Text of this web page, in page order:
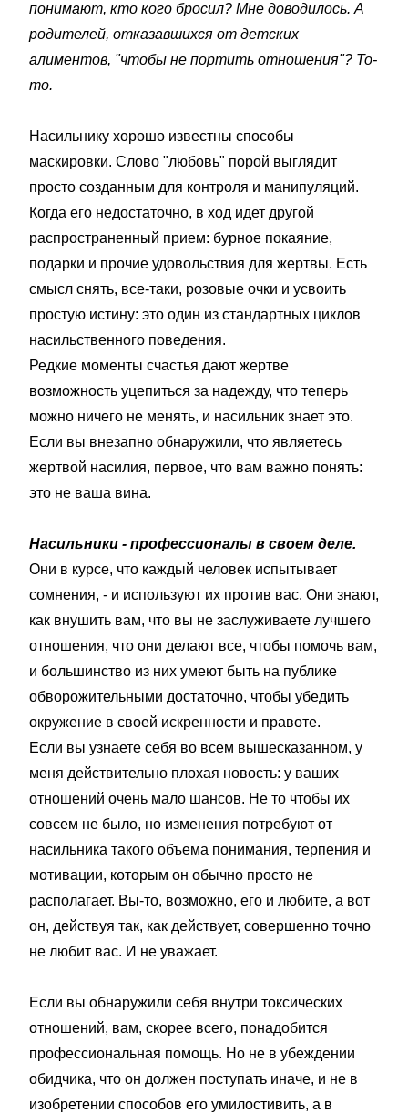
понимают, кто кого бросил? Мне доводилось. А
родителей, отказавшихся от детских
алиментов, "чтобы не портить отношения"? То-
то.
Насильнику хорошо известны способы
маскировки. Слово "любовь" порой выглядит
просто созданным для контроля и манипуляций.
Когда его недостаточно, в ход идет другой
распространенный прием: бурное покаяние,
подарки и прочие удовольствия для жертвы. Есть
смысл снять, все-таки, розовые очки и усвоить
простую истину: это один из стандартных циклов
насильственного поведения.
Редкие моменты счастья дают жертве
возможность уцепиться за надежду, что теперь
можно ничего не менять, и насильник знает это.
Если вы внезапно обнаружили, что являетесь
жертвой насилия, первое, что вам важно понять:
это не ваша вина.
Насильники - профессионалы в своем деле.
Они в курсе, что каждый человек испытывает
сомнения, - и используют их против вас. Они знают,
как внушить вам, что вы не заслуживаете лучшего
отношения, что они делают все, чтобы помочь вам,
и большинство из них умеют быть на публике
обворожительными достаточно, чтобы убедить
окружение в своей искренности и правоте.
Если вы узнаете себя во всем вышесказанном, у
меня действительно плохая новость: у ваших
отношений очень мало шансов. Не то чтобы их
совсем не было, но изменения потребуют от
насильника такого объема понимания, терпения и
мотивации, которым он обычно просто не
располагает. Вы-то, возможно, его и любите, а вот
он, действуя так, как действует, совершенно точно
не любит вас. И не уважает.
Если вы обнаружили себя внутри токсических
отношений, вам, скорее всего, понадобится
профессиональная помощь. Но не в убеждении
обидчика, что он должен поступать иначе, и не в
изобретении способов его умилостивить, а в